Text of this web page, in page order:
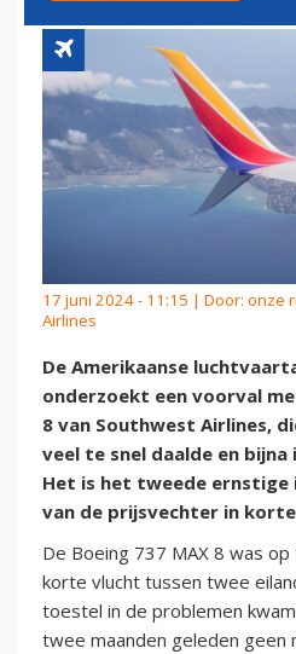
17 juni 2024 - 11:15 | Door: onze
Airlines
De Amerikaanse
onderzoekt een voorval
8 van Southwest Airlines,
veel te snel daalde en
Het is het tweede ernstige
van de prijsvechter in
De Boeing 737 MAX 8 was
korte vlucht tussen twee
toestel in de problemen
twee maanden geleden geen